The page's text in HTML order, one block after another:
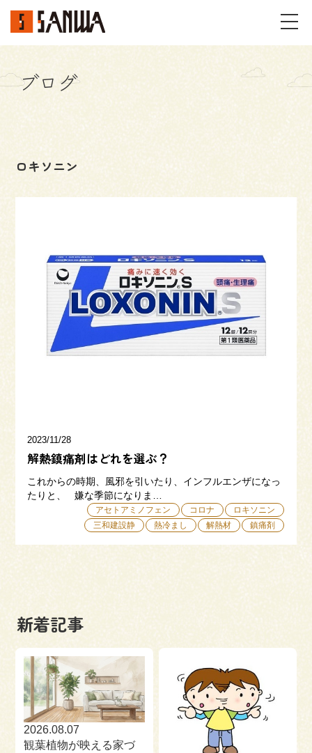
イベント・見学会
不動産情報
事例
私たちのこと
三和建設の強み
リフォーム
会社概要
054-365-3838
受付時間／平日9:00 - 18:00
来場予約 お問い合わせ 資料請求
ブログ
ロキソニン
2023/11/28
解熱鎮痛剤はどれを選ぶ？
これからの時期、風邪を引いたり、インフルエンザになっ
たりと、 嫌な季節になりま…
アセトアミノフェン コロナ
ロキソニン
三和建設静
熱冷まし 解熱材 鎮痛剤
新着記事
2026.08.07
観葉植物が映える家づ